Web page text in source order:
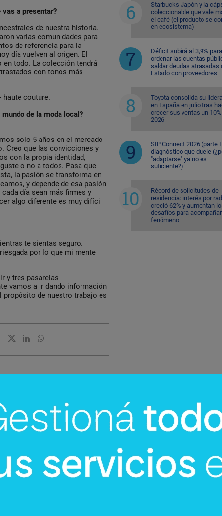
vas a presentar?
de nuestra historia.
varias comunidades para
de referencia para la
día vuelven al origen. El
en todo. La colección tendrá
con tonos más
haute couture.
de la moda local?
solo 5 años en el mercado
Creo que las convicciones y
con la propia identidad,
o no a todos. Pasa que
la pasión se transforma en
y depende de esa pasión
día sean más firmes y
algo diferente es muy difícil
te sientas seguro.
por lo que mi mente
y tres pasarelas
vamos a ir dando información
propósito de nuestro trabajo es
Starbucks Japón y la
coleccionable que vale
el café (el producto se
en ecosistema)
Déficit subirá al 3,9% para
ordenar las cuentas
saldar deudas atrasadas
Estado con proveedores
Toyota consolida su
en España en julio tras
crecer sus ventas un
2026
SIP Connect 2026 (parte
diagnóstico que duele
"adaptarse" ya no es
suficiente?)
Récord de solicitudes de
residencia: interés por
creció 62% y aumentan
desafíos para
fenómeno